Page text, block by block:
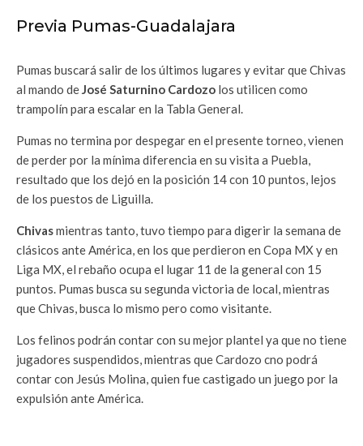
Previa Pumas-Guadalajara
Pumas buscará salir de los últimos lugares y evitar que Chivas
al mando deJosé Saturnino Cardozo los utilicen como
trampolín para escalar en la Tabla General.
Pumas no termina por despegar en el presente torneo, vienen
de perder por la mínima diferencia en su visita a Puebla,
resultado que los dejó en la posición 14 con 10 puntos, lejos
de los puestos de Liguilla.
Chivasmientras tanto, tuvo tiempo para digerir la semana de
clásicos ante América, en los que perdieron en Copa MX y en
Liga MX, el rebaño ocupa el lugar 11 de la general con 15
puntos. Pumas busca su segunda victoria de local, mientras
que Chivas, busca lo mismo pero como visitante.
Los felinos podrán contar con su mejor plantel ya que no tiene
jugadores suspendidos, mientras que Cardozo cno podrá
contar con Jesús Molina, quien fue castigado un juego por la
expulsión ante América.